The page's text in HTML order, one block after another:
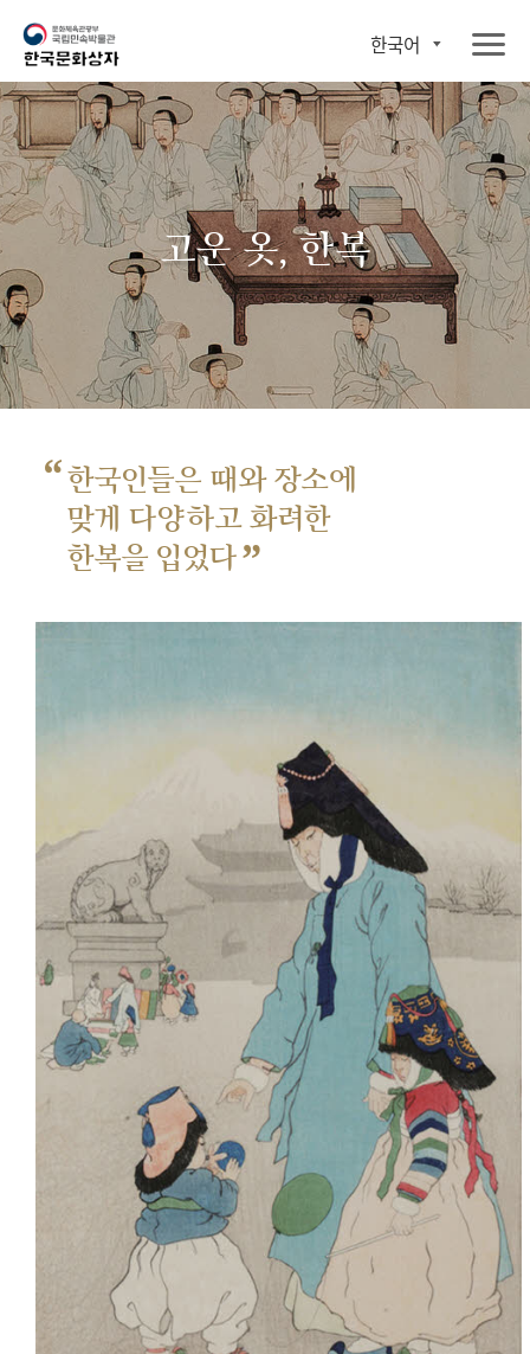
한국어
고운 옷, 한복
“한국인들은 때와 장소에
맞게 다양하고 화려한
한복을 입었다”